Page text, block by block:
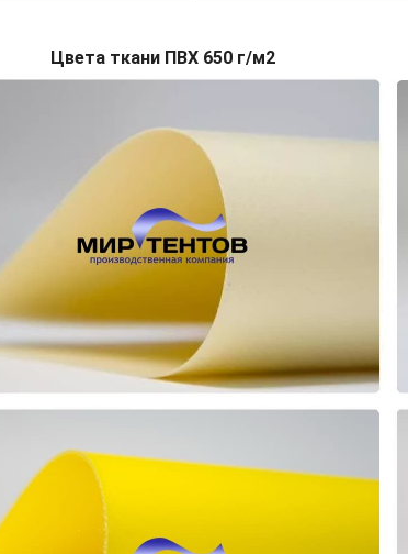
Цвета ткани ПВХ 650 г/м2